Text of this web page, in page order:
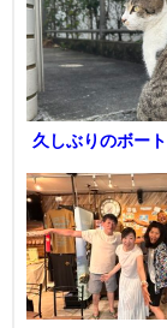
久しぶりのボート